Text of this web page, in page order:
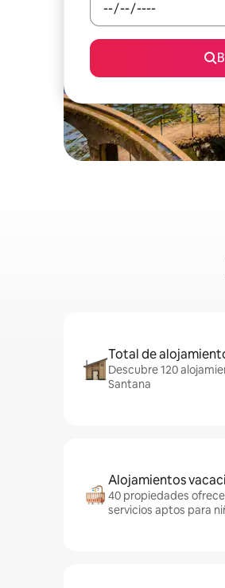
Total de
Descubre 120
Santana
Alojamientos
40 propiedades
servicios aptos para